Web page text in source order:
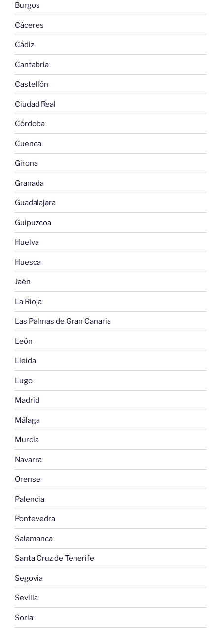
Burgos
Cáceres
Cádiz
Cantabria
Castellón
Ciudad Real
Córdoba
Cuenca
Girona
Granada
Guadalajara
Guipuzcoa
Huelva
Huesca
Jaén
La Rioja
Las Palmas de Gran Canaria
León
Lleida
Lugo
Madrid
Málaga
Murcia
Navarra
Orense
Palencia
Pontevedra
Salamanca
Santa Cruz de Tenerife
Segovia
Sevilla
Soria